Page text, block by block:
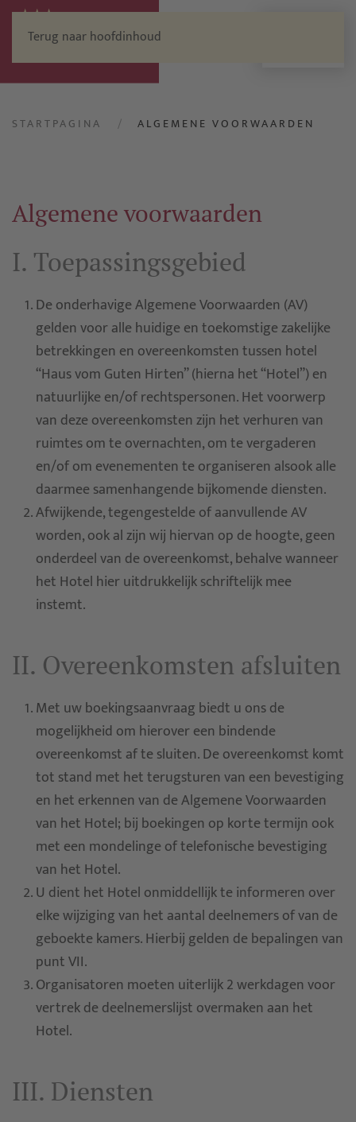
Terug naar hoofdinhoud
STARTPAGINA ALGEMENE VOORWAARDEN
Algemene voorwaarden
I. Toepassingsgebied
De onderhavige Algemene Voorwaarden (AV)
gelden voor alle huidige en toekomstige zakelijke
betrekkingen en overeenkomsten tussen hotel
“Haus vom Guten Hirten” (hierna het “Hotel”) en
natuurlijke en/of rechtspersonen. Het voorwerp
van deze overeenkomsten zijn het verhuren van
ruimtes om te overnachten, om te vergaderen
en/of om evenementen te organiseren alsook alle
daarmee samenhangende bijkomende diensten.
Afwijkende, tegengestelde of aanvullende AV
worden, ook al zijn wij hiervan op de hoogte, geen
onderdeel van de overeenkomst, behalve wanneer
het Hotel hier uitdrukkelijk schriftelijk mee
instemt.
II. Overeenkomsten afsluiten
Met uw boekingsaanvraag biedt u ons de
mogelijkheid om hierover een bindende
overeenkomst af te sluiten. De overeenkomst komt
tot stand met het terugsturen van een bevestiging
en het erkennen van de Algemene Voorwaarden
van het Hotel; bij boekingen op korte termijn ook
met een mondelinge of telefonische bevestiging
van het Hotel.
U dient het Hotel onmiddellijk te informeren over
elke wijziging van het aantal deelnemers of van de
geboekte kamers. Hierbij gelden de bepalingen van
punt VII.
Organisatoren moeten uiterlijk 2 werkdagen voor
vertrek de deelnemerslijst overmaken aan het
Hotel.
III. Diensten